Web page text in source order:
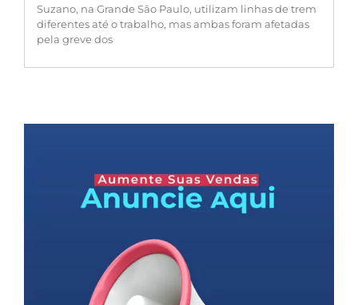
Suzano, na Grande São Paulo, utilizam linhas de trem
diferentes até o trabalho, mas ambas foram afetadas
pela greve dos